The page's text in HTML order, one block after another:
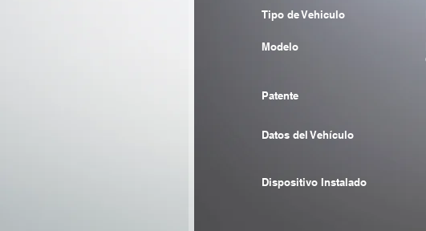
Tipo de Vehiculo
Modelo
Patente
Datos del Vehículo
Dispositivo Instalado